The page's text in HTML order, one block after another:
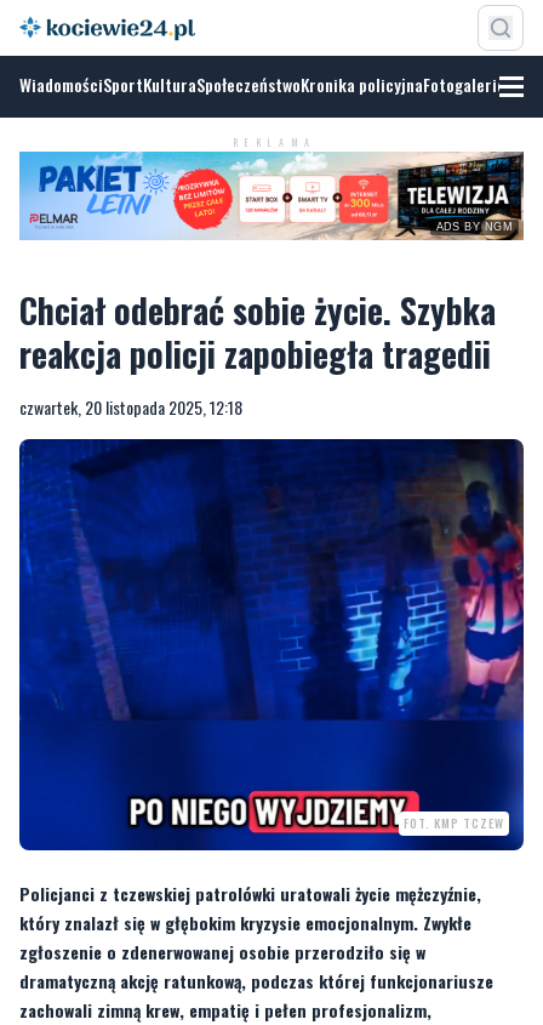
WiadomościSportKulturaSpołeczeństwoKronika policyjnaFotogalerie
REKLAMA
ADS BY NGM
Chciał odebrać sobie życie. Szybka
reakcja policji zapobiegła tragedii
czwartek, 20 listopada 2025, 12:18
FOT. KMP TCZEW
Policjanci z tczewskiej patrolówki uratowali życie mężczyźnie,
który znalazł się w głębokim kryzysie emocjonalnym. Zwykłe
zgłoszenie o zdenerwowanej osobie przerodziło się w
dramatyczną akcję ratunkową, podczas której funkcjonariusze
zachowali zimną krew, empatię i pełen profesjonalizm,